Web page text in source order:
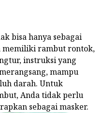
bisa hanya sebagai
memiliki rambut rontok,
instruksi yang
mampu
darah. Untuk
Anda tidak perlu
sebagai masker.